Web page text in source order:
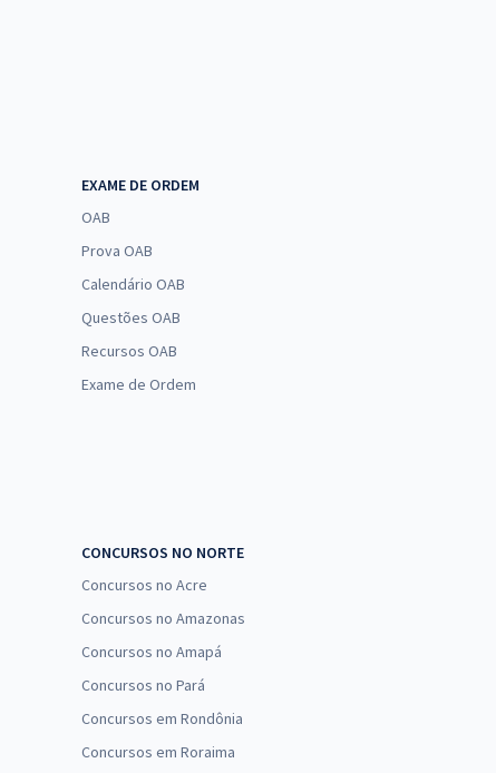
EXAME DE ORDEM
OAB
Prova OAB
Calendário OAB
Questões OAB
Recursos OAB
Exame de Ordem
CONCURSOS NO NORTE
Concursos no Acre
Concursos no Amazonas
Concursos no Amapá
Concursos no Pará
Concursos em Rondônia
Concursos em Roraima